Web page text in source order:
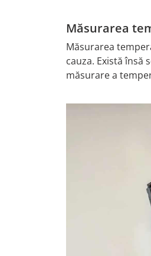
Măsurarea
Măsurarea
cauza. Există însă
măsurare a